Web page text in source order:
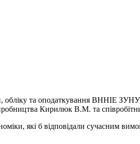
обліку та оподаткування ВННІЕ
Кирилюк В.М. та
які б відповідали сучасним